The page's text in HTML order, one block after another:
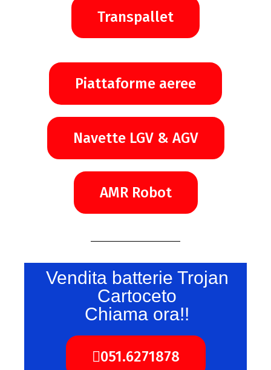
Transpallet
Piattaforme aeree
Navette LGV & AGV
AMR Robot
Vendita batterie Trojan
Cartoceto
Chiama ora!!
051.6271878